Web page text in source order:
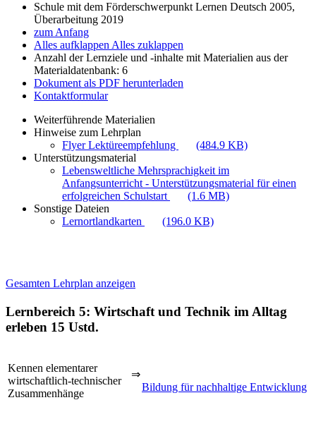
Schule mit dem Förderschwerpunkt Lernen Deutsch 2005,
Überarbeitung 2019
zum Anfang
Alles aufklappen Alles zuklappen
Anzahl der Lernziele und -inhalte mit Materialien aus der
Materialdatenbank: 6
Dokument als PDF herunterladen
Kontaktformular
Weiterführende Materialien
Hinweise zum Lehrplan
Flyer Lektüreempfehlung
(484.9 KB)
Unterstützungsmaterial
Lebensweltliche Mehrsprachigkeit im
Anfangsunterricht - Unterstützungsmaterial für einen
erfolgreichen Schulstart
(1.6 MB)
Sonstige Dateien
Lernortlandkarten
(196.0 KB)
Gesamten Lehrplan anzeigen
Lernbereich 5: Wirtschaft und Technik im Alltag
erleben 15 Ustd.
Kennen elementarer
wirtschaftlich-technischer
Zusammenhänge
⇒
Bildung für nachhaltige Entwicklung